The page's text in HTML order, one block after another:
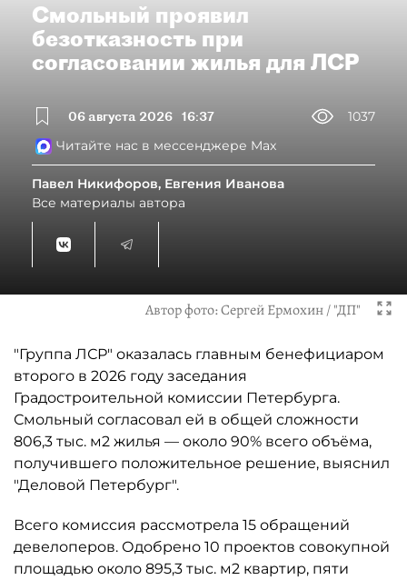
Смольный проявил
безотказность при
согласовании жилья для ЛСР
06 августа 2026 16:37
1037
Читайте нас в мессенджере Max
Павел Никифоров, Евгения Иванова
Все материалы автора
Автор фото:Сергей Ермохин / "ДП"
"Группа ЛСР" оказалась главным бенефициаром
второго в 2026 году заседания
Градостроительной комиссии Петербурга.
Смольный согласовал ей в общей сложности
806,3 тыс. м2 жилья — около 90% всего объёма,
получившего положительное решение, выяснил
"Деловой Петербург".
Всего комиссия рассмотрела 15 обращений
девелоперов. Одобрено 10 проектов совокупной
площадью около 895,3 тыс. м2 квартир, пяти